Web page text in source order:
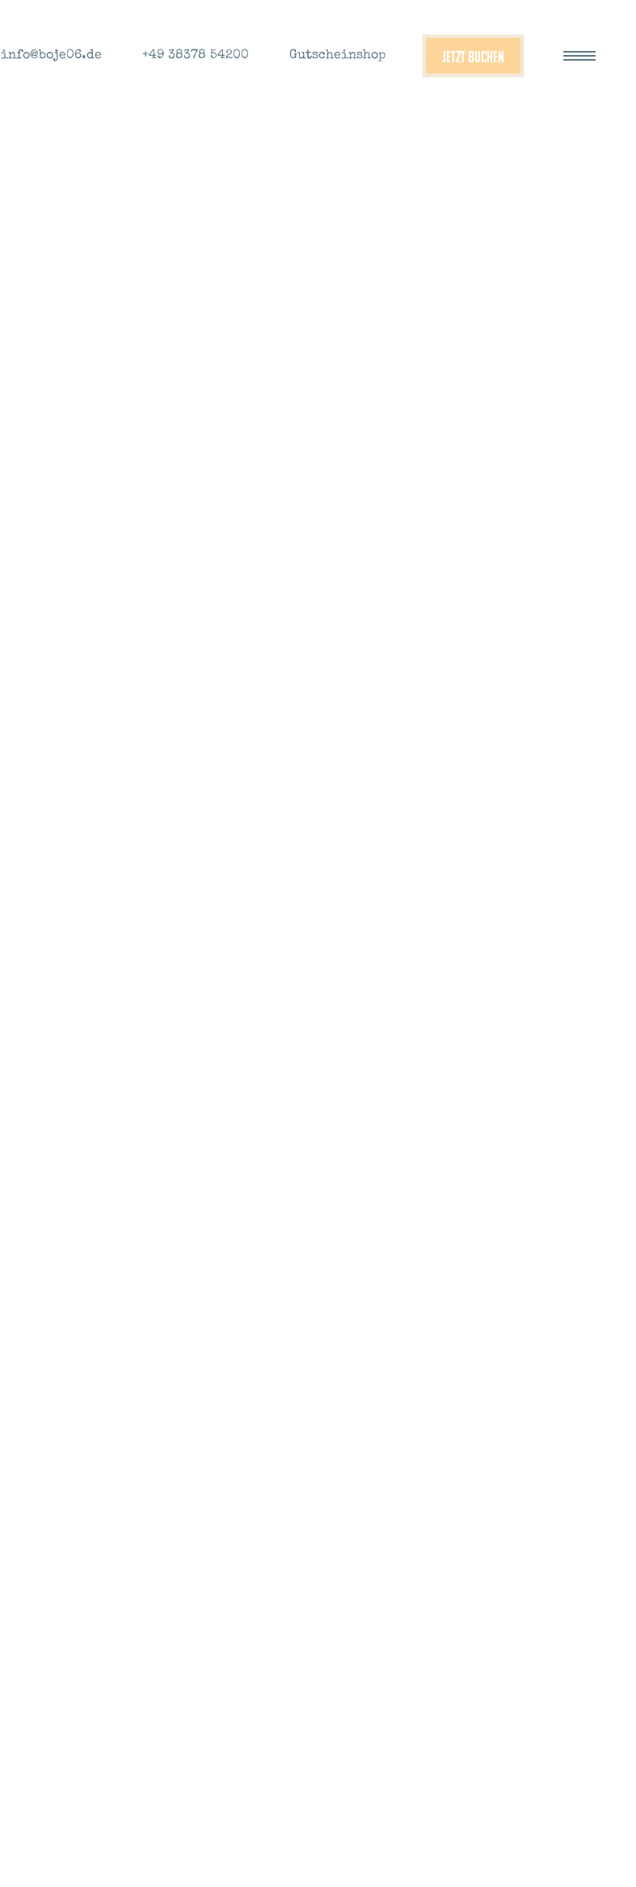
info@boje06.de +49 38378 54200 Gutscheinshop JETZT BUCHEN